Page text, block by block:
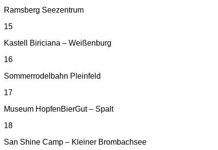
Ramsberg Seezentrum
15
Kastell Biriciana – Weißenburg
16
Sommerrodelbahn Pleinfeld
17
Museum HopfenBierGut – Spalt
18
San Shine Camp – Kleiner Brombachsee